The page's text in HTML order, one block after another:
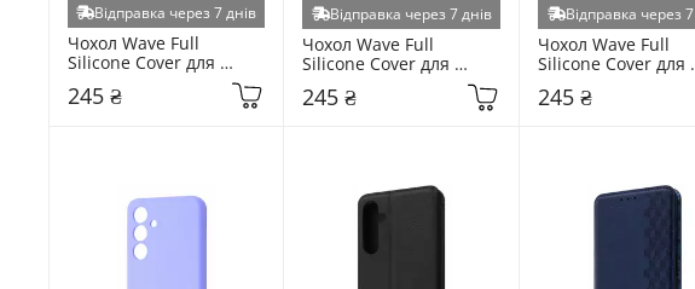
Відправка через 7 днів
Чохол Wave Full
Silicone Cover для
Samsung Galaxy S931
S25 Red (6958310247)
245 ₴
Відправка через 7 днів
Чохол Wave Full
Silicone Cover для
Samsung Galaxy S931
S25 Black (6938104725)
245 ₴
Відправка через
Чохол Wave Full
Silicone Cover для
Samsung Galaxy
S25 Cyprus Green
245 ₴